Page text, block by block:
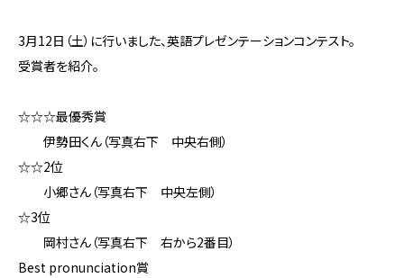
3月12日（土）に行いました、英語プレゼンテーションコンテスト。
受賞者を紹介。
☆☆☆最優秀賞
伊勢田くん（写真右下 中央右側）
☆☆2位
小郷さん（写真右下 中央左側）
☆3位
岡村さん（写真右下 右から2番目）
Best pronunciation賞